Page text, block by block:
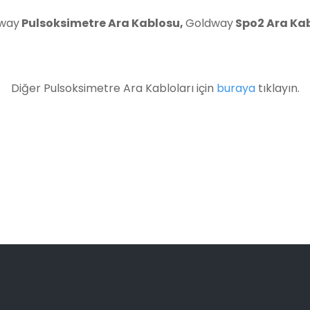
Pulsoksimetre Ara Kablosu,GoldwaySpo2 Ara
Diğer Pulsoksimetre Ara Kabloları için buraya tıklayın.